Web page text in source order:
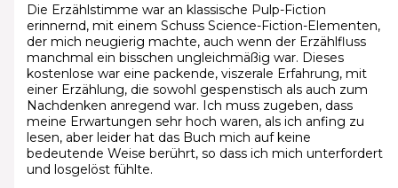
Die Erzählstimme war an klassische Pulp-Fiction
erinnernd, mit einem Schuss Science-Fiction-Elementen,
der mich neugierig machte, auch wenn der Erzählfluss
manchmal ein bisschen ungleichmäßig war. Dieses
kostenlose war eine packende, viszerale Erfahrung, mit
einer Erzählung, die sowohl gespenstisch als auch zum
Nachdenken anregend war. Ich muss zugeben, dass
meine Erwartungen sehr hoch waren, als ich anfing zu
lesen, aber leider hat das Buch mich auf keine
bedeutende Weise berührt, so dass ich mich unterfordert
und losgelöst fühlte.